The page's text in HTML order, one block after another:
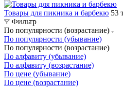
Товары для пикника и барбекю 53
Фильтр
По популярности (возрастание)
По популярности (убывание)
По популярности (возрастание)
По алфавиту (убывание)
По алфавиту (возрастание)
По цене (убывание)
По цене (возрастание)